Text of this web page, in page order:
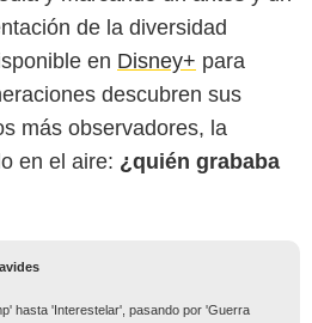
de la diversidad
en Disney+ para
descubren sus
más observadores, la
en el aire: ¿quién grababa
hasta 'Interestelar', pasando por 'Guerra